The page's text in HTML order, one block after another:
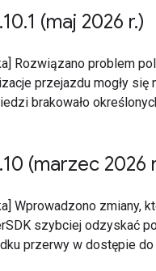
.10.1 (maj 2026 r.)
Rozwiązano problem
przejazdu mogły się
brakowało
.10 (marzec 2026 r
Wprowadzono zmiany,
szybciej odzyskać
przerwy w dostępie